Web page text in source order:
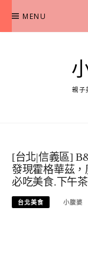
content
MENU
親子
[台北|信義區]
發現霍格華茲
必吃美食.下午
台北美食 小腹婆